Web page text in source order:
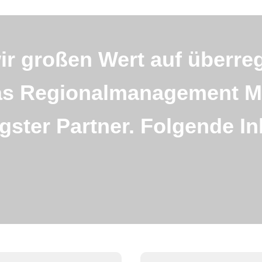
großen Wert auf
Regionalmanagement
Partner. Folgende